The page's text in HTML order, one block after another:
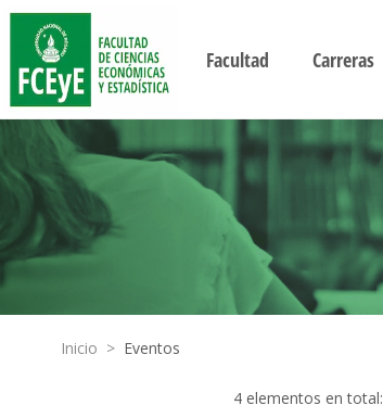
Facultad Carreras
Inicio > Eventos
4 elementos en total: